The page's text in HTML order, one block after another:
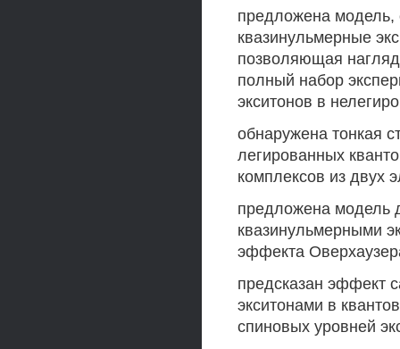
предложена модель,
квазинульмерные
позволяющая
полный набор
экситонов в
обнаружена тонкая
легированных
комплексов из двух
предложена модель
квазинульмерными
эффекта
предсказан эффект
экситонами в
спиновых уровней